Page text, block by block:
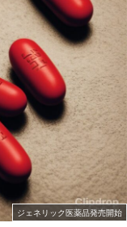
ジェネリック医薬品発売開始